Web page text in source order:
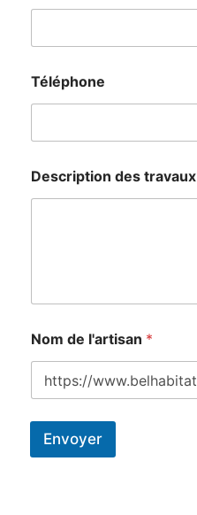
Téléphone
Description des travaux
Nom de l'artisan *
Envoyer